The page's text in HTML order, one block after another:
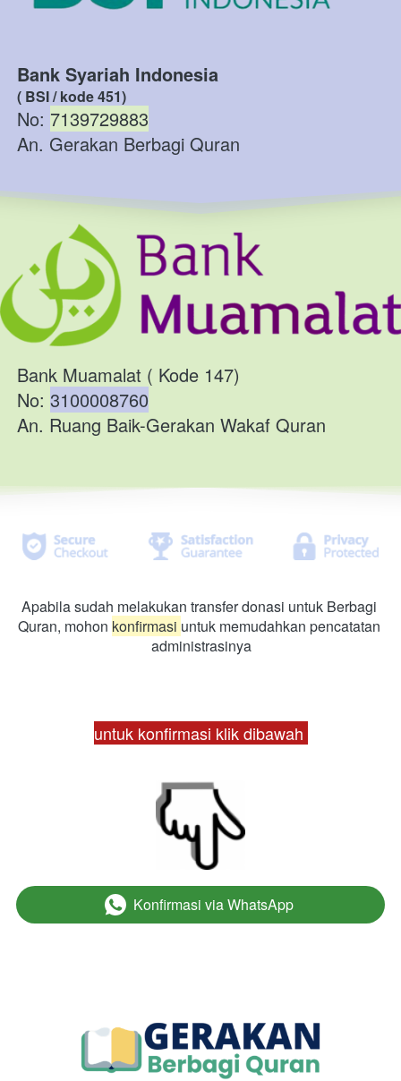
Bank Syariah Indonesia
( BSI / kode 451)
No: 7139729883
An. Gerakan Berbagi Quran
Bank Muamalat ( Kode 147)
No: 3100008760
An. Ruang Baik-Gerakan Wakaf Quran
Apabila sudah melakukan transfer donasi untuk Berbagi
Quran, mohon konfirmasi untuk memudahkan pencatatan
administrasinya
untuk konfirmasi klik dibawah
` Konfirmasi via WhatsApp